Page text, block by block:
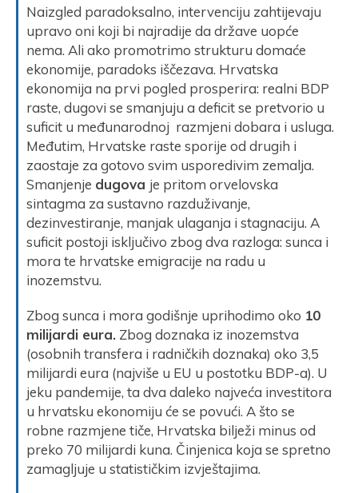
Naizgled paradoksalno, intervenciju zahtijevaju
upravo oni koji bi najradije da države uopće
nema. Ali ako promotrimo strukturu domaće
ekonomije, paradoks iščezava. Hrvatska
ekonomija na prvi pogled prosperira: realni BDP
raste, dugovi se smanjuju a deficit se pretvorio u
suficit u međunarodnoj razmjeni dobara i usluga.
Međutim, Hrvatske raste sporije od drugih i
zaostaje za gotovo svim usporedivim zemalja.
Smanjenje dugova je pritom orvelovska
sintagma za sustavno razduživanje,
dezinvestiranje, manjak ulaganja i stagnaciju. A
suficit postoji isključivo zbog dva razloga: sunca i
mora te hrvatske emigracije na radu u
inozemstvu.
Zbog sunca i mora godišnje uprihodimo oko 10
milijardi eura. Zbog doznaka iz inozemstva
(osobnih transfera i radničkih doznaka) oko 3,5
milijardi eura (najviše u EU u postotku BDP-a). U
jeku pandemije, ta dva daleko najveća investitora
u hrvatsku ekonomiju će se povući. A što se
robne razmjene tiče, Hrvatska bilježi minus od
preko 70 milijardi kuna. Činjenica koja se spretno
zamagljuje u statističkim izvještajima.